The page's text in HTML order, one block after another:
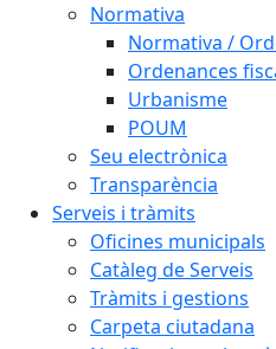
Normativa
Normativa /
Ordenances
Urbanisme
POUM
Seu electrònica
Transparència
Serveis i tràmits
Oficines municipals
Catàleg de Serveis
Tràmits i gestions
Carpeta ciutadana